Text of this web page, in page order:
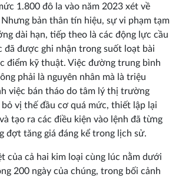
1.800 đô la vào năm 2023 xét về
bản thân tín hiệu, sự vi phạm tạm
dài hạn, tiếp theo là các động lực cầu
đã được ghi nhận trong suốt loạt bài
điểm kỹ thuật. Việc đường trung bình
phải là nguyên nhân mà là triệu
việc bán tháo do tâm lý thị trường
vị thế đầu cơ quá mức, thiết lập lại
tạo ra các điều kiện vào lệnh đã từng
đợt tăng giá đáng kể trong lịch sử.
của cả hai kim loại cùng lúc nằm dưới
200 ngày của chúng, trong bối cảnh